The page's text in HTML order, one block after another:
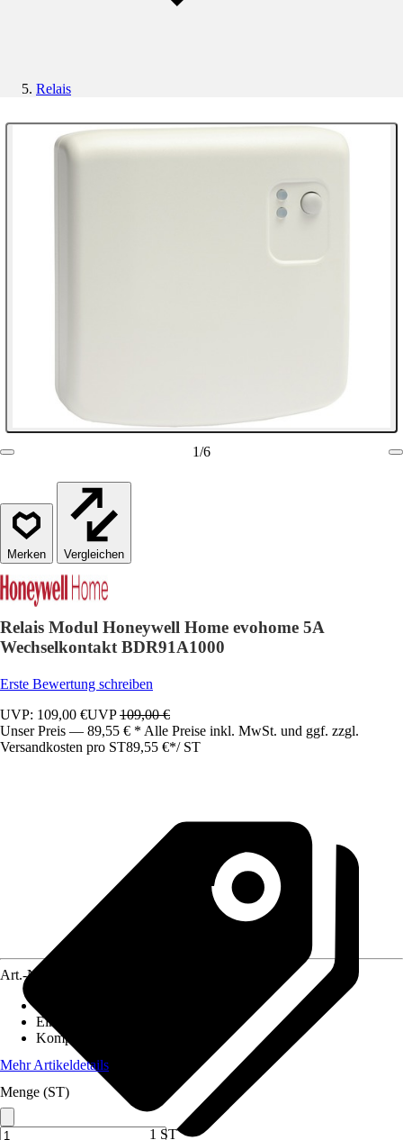
Relais
1/6
Vergleichen
Relais Modul Honeywell Home evohome 5A
Wechselkontakt BDR91A1000
Erste Bewertung schreiben
UVP: 109,00 €UVP109,00 €
Unser Preis — 89,55 € * Alle Preise inkl. MwSt. und ggf. zzgl.
Versandkosten pro ST89,55 €*/ ST
Art.-Nr.
Einsatzbereich
Kompatibilität
Mehr Artikeldetails
Menge (ST)
1 ST